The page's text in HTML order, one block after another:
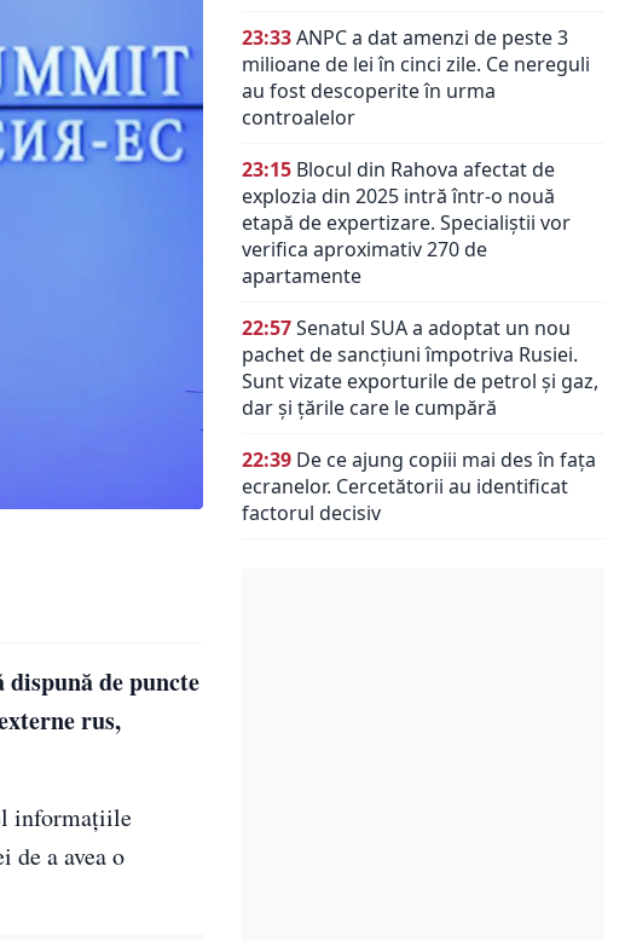
de puncte
rus,
informaţiile
de a avea o
23:33ANPC a dat amenzi de peste 3
milioane de lei în cinci zile. Ce nereguli
au fost descoperite în urma
controalelor
23:15 Blocul din Rahova afectat de
explozia din 2025 intră într-o nouă
etapă de expertizare. Specialiștii vor
verifica aproximativ 270 de
apartamente
22:57Senatul SUA a adoptat un nou
pachet de sancțiuni împotriva Rusiei.
Sunt vizate exporturile de petrol și gaz,
dar și țările care le cumpără
22:39 De ce ajung copiii mai des în fața
ecranelor. Cercetătorii au identificat
factorul decisiv